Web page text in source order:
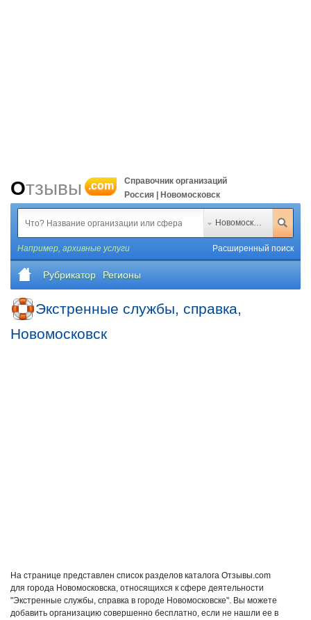
Отзывы .com
Справочник организаций
Россия | Новомосковск
Новомосковск
Например, архивные услуги Расширенный поиск
Рубрикатор Регионы
Экстренные службы, справка,
Новомосковск
На странице представлен список разделов каталога Отзывы.com
для города Новомосковска, относящихся к сфере деятельности
"Экстренные службы, справка в городе Новомосковске". Вы можете
добавить организацию совершенно бесплатно, если не нашли ее в